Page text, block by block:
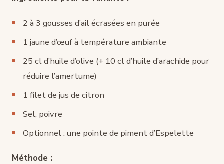
2 à 3 gousses d’ail écrasées en purée
1 jaune d’œuf à température ambiante
25 cl d’huile d’olive (+ 10 cl d’huile d’arachide pour
réduire l’amertume)
1 filet de jus de citron
Sel, poivre
Optionnel : une pointe de piment d’Espelette
Méthode :